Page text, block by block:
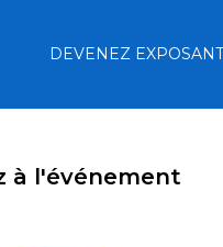
DEVENEZ EXPOSANT
à l'événement